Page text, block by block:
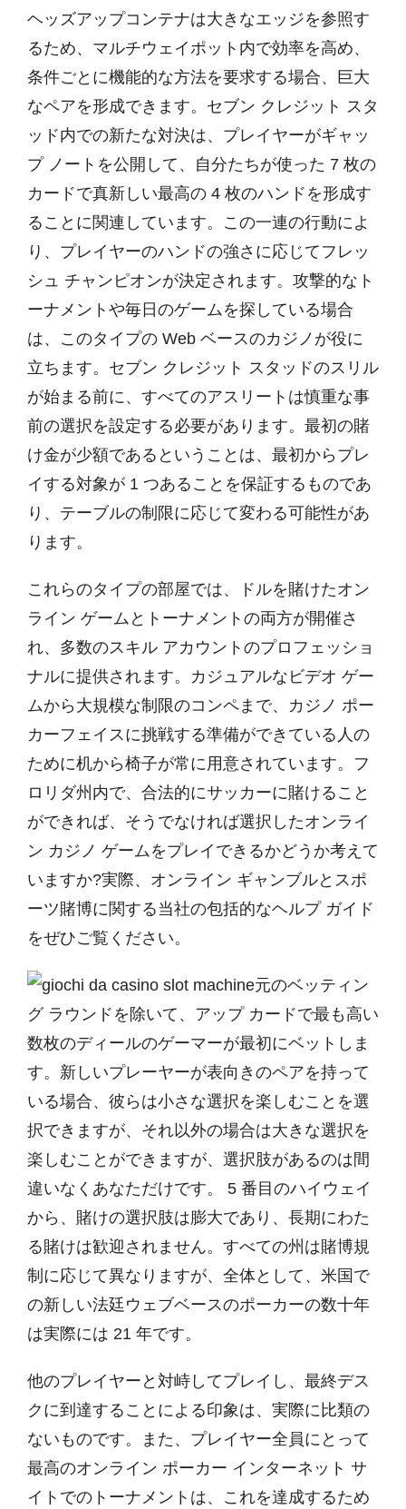
ヘッズアップコンテナは大きなエッジを参照す
るため、マルチウェイポット内で効率を高め、
条件ごとに機能的な方法を要求する場合、巨大
なペアを形成できます。セブン クレジット スタ
ッド内での新たな対決は、プレイヤーがギャッ
プ ノートを公開して、自分たちが使った 7 枚の
カードで真新しい最高の 4 枚のハンドを形成す
ることに関連しています。この一連の行動によ
り、プレイヤーのハンドの強さに応じてフレッ
シュ チャンピオンが決定されます。攻撃的なト
ーナメントや毎日のゲームを探している場合
は、このタイプの Web ベースのカジノが役に
立ちます。セブン クレジット スタッドのスリル
が始まる前に、すべてのアスリートは慎重な事
前の選択を設定する必要があります。最初の賭
け金が少額であるということは、最初からプレ
イする対象が 1 つあることを保証するものであ
り、テーブルの制限に応じて変わる可能性があ
ります。
これらのタイプの部屋では、ドルを賭けたオン
ライン ゲームとトーナメントの両方が開催さ
れ、多数のスキル アカウントのプロフェッショ
ナルに提供されます。カジュアルなビデオ ゲー
ムから大規模な制限のコンペまで、カジノ ポー
カーフェイスに挑戦する準備ができている人の
ために机から椅子が常に用意されています。フ
ロリダ州内で、合法的にサッカーに賭けること
ができれば、そうでなければ選択したオンライ
ン カジノ ゲームをプレイできるかどうか考えて
いますか?実際、オンライン ギャンブルとスポ
ーツ賭博に関する当社の包括的なヘルプ ガイド
をぜひご覧ください。
元のベッティン
グ ラウンドを除いて、アップ カードで最も高い
数枚のディールのゲーマーが最初にベットしま
す。新しいプレーヤーが表向きのペアを持って
いる場合、彼らは小さな選択を楽しむことを選
択できますが、それ以外の場合は大きな選択を
楽しむことができますが、選択肢があるのは間
違いなくあなただけです。 5 番目のハイウェイ
から、賭けの選択肢は膨大であり、長期にわた
る賭けは歓迎されません。すべての州は賭博規
制に応じて異なりますが、全体として、米国で
の新しい法廷ウェブベースのポーカーの数十年
は実際には 21 年です。
他のプレイヤーと対峙してプレイし、最終デス
クに到達することによる印象は、実際に比類の
ないものです。また、プレイヤー全員にとって
最高のオンライン ポーカー インターネット サ
イトでのトーナメントは、これを達成するため